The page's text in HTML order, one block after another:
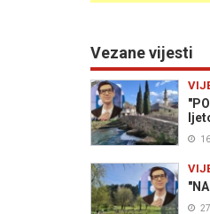
Vezane vijesti